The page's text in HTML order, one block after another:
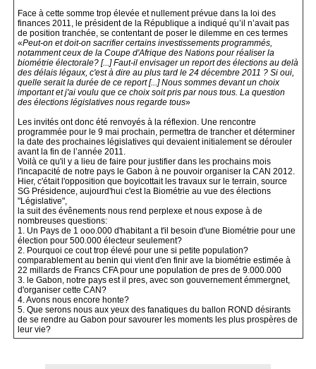
Face à cette somme trop élevée et nullement prévue dans la loi des
finances 2011, le président de la République a indiqué qu’il n’avait pas
de position tranchée, se contentant de poser le dilemme en ces termes
«Peut-on et doit-on sacrifier certains investissements programmés,
notamment ceux de la Coupe d'Afrique des Nations pour réaliser la
biométrie électorale? [...] Faut-il envisager un report des élections au delà
des délais légaux, c'est à dire au plus tard le 24 décembre 2011 ? Si oui,
quelle serait la durée de ce report [...] Nous sommes devant un choix
important et j'ai voulu que ce choix soit pris par nous tous. La question
des élections législatives nous regarde tous»
Les invités ont donc été renvoyés à la réflexion. Une rencontre
programmée pour le 9 mai prochain, permettra de trancher et déterminer
la date des prochaines législatives qui devaient initialement se dérouler
avant la fin de l’année 2011.
Voilà ce qu'il y a lieu de faire pour justifier dans les prochains mois
l'incapacité de notre pays le Gabon à ne pouvoir organiser la CAN 2012.
Hier, c'était l'opposition que boyicottait les travaux sur le terrain, source
SG Présidence, aujourd'hui c'est la Biométrie au vue des élections
"Législative",
la suit des évênements nous rend perplexe et nous expose à de
nombreuses questions:
1. Un Pays de 1 ooo.000 d'habitant a t'il besoin d'une Biométrie pour une
élection pour 500.000 électeur seulement?
2. Pourquoi ce cout trop élevé pour une si petite population?
comparablement au benin qui vient d'en finir ave la biométrie estimée à
22 millards de Francs CFA pour une population de pres de 9.000.000
3. le Gabon, notre pays est il pres, avec son gouvernement émmergnet,
d'organiser cette CAN?
4. Avons nous encore honte?
5. Que serons nous aux yeux des fanatiques du ballon ROND désirants
de se rendre au Gabon pour savourer les moments les plus prospères de
leur vie?